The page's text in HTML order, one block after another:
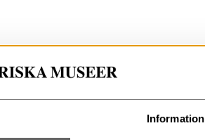
Information